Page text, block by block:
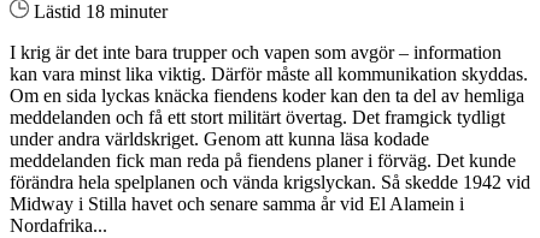
Lästid 18 minuter
I krig är det inte bara trupper och vapen som avgör – information
kan vara minst lika viktig. Därför måste all kommunikation skyddas.
Om en sida lyckas knäcka fiendens koder kan den ta del av hemliga
meddelanden och få ett stort militärt övertag. Det framgick tydligt
under andra världskriget. Genom att kunna läsa kodade
meddelanden fick man reda på fiendens planer i förväg. Det kunde
förändra hela spelplanen och vända krigslyckan. Så skedde 1942 vid
Midway i Stilla havet och senare samma år vid El Alamein i
Nordafrika...